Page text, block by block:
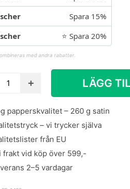
Spara 15%
⭐ Spara 20%
med andra rabatter.
Konstposter
LÄGG
papperskvalitet – 260 g satin
– vi trycker själva
från EU
frakt vid köp över 599,-
2–5 vardagar